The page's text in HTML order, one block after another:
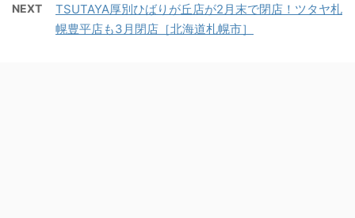
NEXT
TSUTAYA厚別ひばりが丘店が2月末で閉店！ツタヤ札
幌豊平店も3月閉店［北海道札幌市］